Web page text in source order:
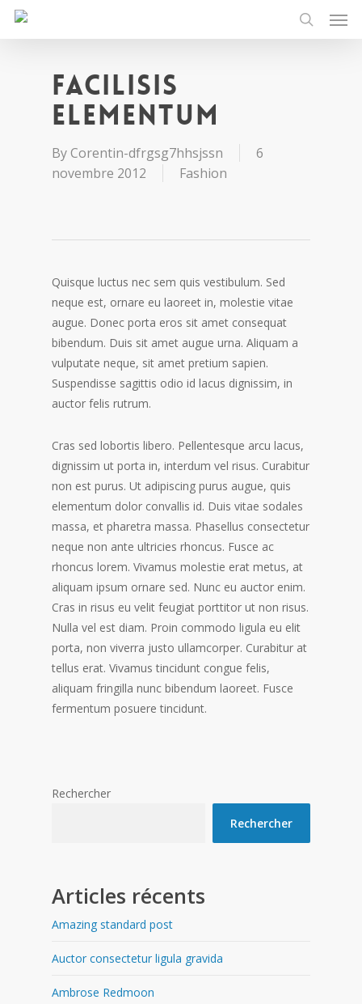
Skip
search
Facilisis
Elementum
ByCorentin-dfrgsg7hhsjssn
6
novembre 2012
Fashion
Quisque luctus nec sem quis vestibulum. Sed
neque est, ornare eu laoreet in, molestie vitae
augue. Donec porta eros sit amet consequat
bibendum. Duis sit amet augue urna. Aliquam a
vulputate neque, sit amet pretium sapien.
Suspendisse sagittis odio id lacus dignissim, in
auctor felis rutrum.
Cras sed lobortis libero. Pellentesque arcu lacus,
dignissim ut porta in, interdum vel risus. Curabitur
non est purus. Ut adipiscing purus augue, quis
elementum dolor convallis id. Duis vitae sodales
massa, et pharetra massa. Phasellus consectetur
neque non ante ultricies rhoncus. Fusce ac
rhoncus lorem. Vivamus molestie erat metus, at
aliquam ipsum ornare sed. Nunc eu auctor enim.
Cras in risus eu velit feugiat porttitor ut non risus.
Nulla vel est diam. Proin commodo ligula eu elit
porta, non viverra justo ullamcorper. Curabitur at
tellus erat. Vivamus tincidunt congue felis,
aliquam fringilla nunc bibendum laoreet. Fusce
fermentum posuere tincidunt.
Rechercher
Rechercher
Articles récents
Amazing standard post
Auctor consectetur ligula gravida
Ambrose Redmoon